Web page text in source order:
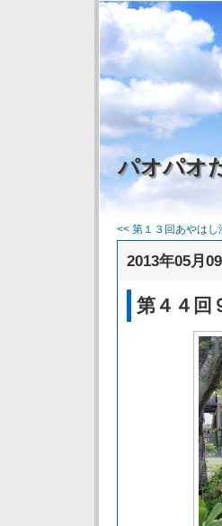
パオパオ
<< 第１３回あやはし
2013年05月
第４４回